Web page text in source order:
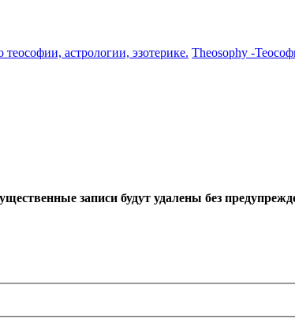
астрологии, эзотерике. Theosophy -
записи будут удалены без